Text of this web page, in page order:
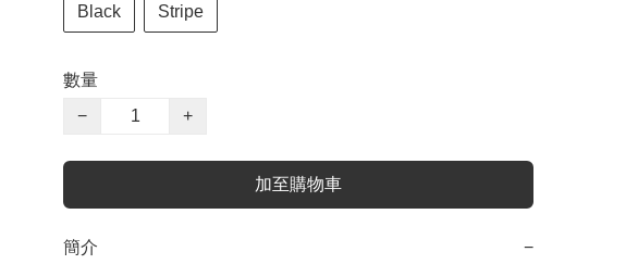
Black Stripe
數量
−
+
加至購物車
簡介 −